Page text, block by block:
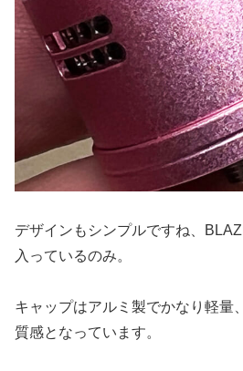
デザインもシンプルですね、
入っているのみ。
キャップはアルミ製でかなり軽量
質感となっています。